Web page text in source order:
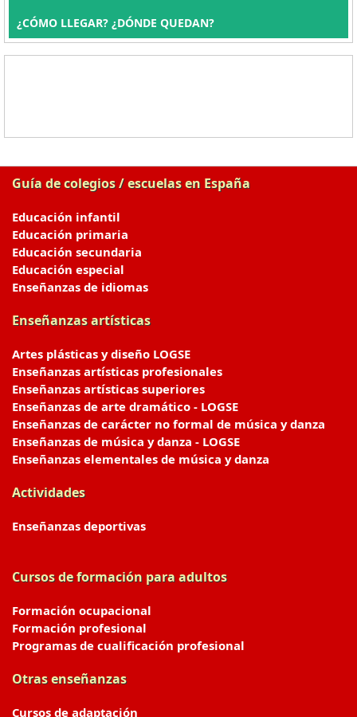
¿CÓMO LLEGAR? ¿DÓNDE QUEDAN?
Guía de colegios / escuelas en España
Educación infantil
Educación primaria
Educación secundaria
Educación especial
Enseñanzas de idiomas
Enseñanzas artísticas
Artes plásticas y diseño LOGSE
Enseñanzas artísticas profesionales
Enseñanzas artísticas superiores
Enseñanzas de arte dramático - LOGSE
Enseñanzas de carácter no formal de música y danza
Enseñanzas de música y danza - LOGSE
Enseñanzas elementales de música y danza
Actividades
Enseñanzas deportivas
Cursos de formación para adultos
Formación ocupacional
Formación profesional
Programas de cualificación profesional
Otras enseñanzas
Cursos de adaptación